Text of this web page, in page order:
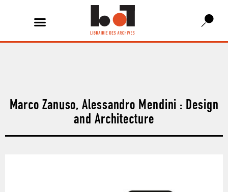
Marco Zanuso, Alessandro Mendini : Design
and Architecture